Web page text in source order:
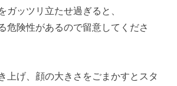
ガッツリ立たせ過ぎると、
危険性があるので留意してくださ
上げ、顔の大きさをごまかすとスタ